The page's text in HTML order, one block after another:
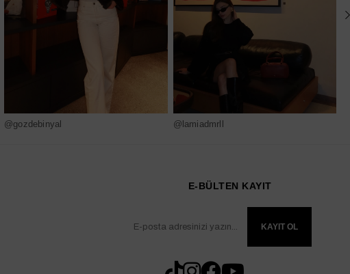
@gozdebinyal @lamiadmrll
E-BÜLTEN KAYIT
KAYIT OL